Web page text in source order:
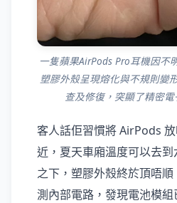
一隻蘋果AirPods Pro耳機因不
塑膠外殼呈現熔化與不規則變
查及修復，突顯了精密
客人話佢習慣將 AirPods
近，夏天車廂溫度可以去
之下，塑膠外殼終於頂唔
測內部電路，發現電池模